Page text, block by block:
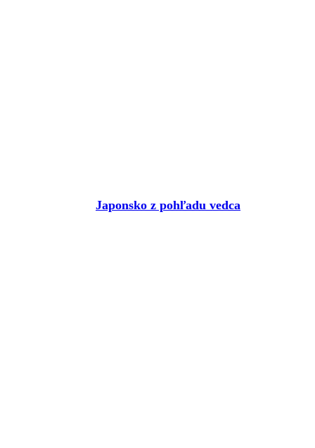
Japonsko z pohľadu vedca